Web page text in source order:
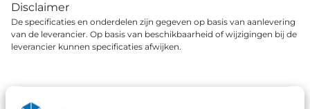
Disclaimer
De specificaties en onderdelen zijn gegeven op basis van aanlevering
van de leverancier. Op basis van beschikbaarheid of wijzigingen bij de
leverancier kunnen specificaties afwijken.